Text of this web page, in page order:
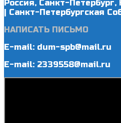
Россия, Санкт-
| Санкт-Петербургская
НАПИСАТЬ ПИСЬМО
E-mail: dum-spb@mail.ru
E-mail: 2339558@mail.ru